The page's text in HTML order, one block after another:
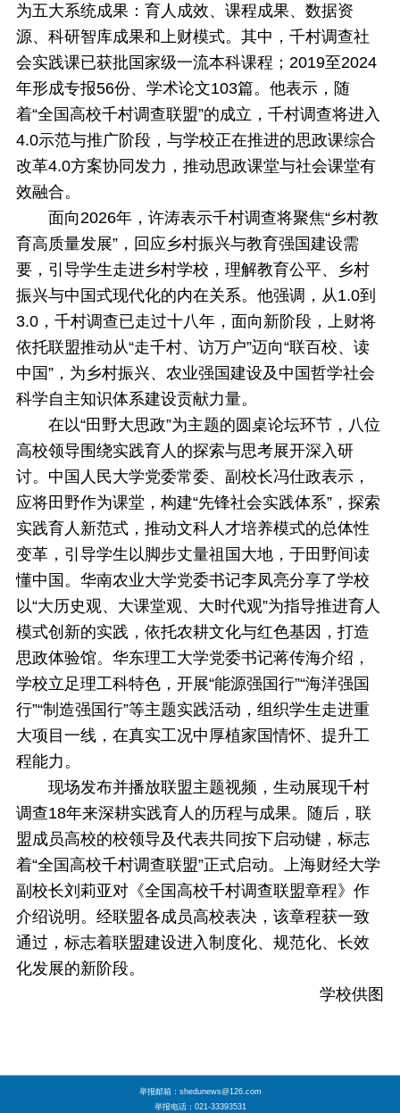
为五大系统成果：育人成效、课程成果、数据资
源、科研智库成果和上财模式。其中，千村调查社
会实践课已获批国家级一流本科课程；2019至2024
年形成专报56份、学术论文103篇。他表示，随
着“全国高校千村调查联盟”的成立，千村调查将进入
4.0示范与推广阶段，与学校正在推进的思政课综合
改革4.0方案协同发力，推动思政课堂与社会课堂有
效融合。
面向2026年，许涛表示千村调查将聚焦“乡村教
育高质量发展”，回应乡村振兴与教育强国建设需
要，引导学生走进乡村学校，理解教育公平、乡村
振兴与中国式现代化的内在关系。他强调，从1.0到
3.0，千村调查已走过十八年，面向新阶段，上财将
依托联盟推动从“走千村、访万户”迈向“联百校、读
中国”，为乡村振兴、农业强国建设及中国哲学社会
科学自主知识体系建设贡献力量。
在以“田野大思政”为主题的圆桌论坛环节，八位
高校领导围绕实践育人的探索与思考展开深入研
讨。中国人民大学党委常委、副校长冯仕政表示，
应将田野作为课堂，构建“先锋社会实践体系”，探索
实践育人新范式，推动文科人才培养模式的总体性
变革，引导学生以脚步丈量祖国大地，于田野间读
懂中国。华南农业大学党委书记李凤亮分享了学校
以“大历史观、大课堂观、大时代观”为指导推进育人
模式创新的实践，依托农耕文化与红色基因，打造
思政体验馆。华东理工大学党委书记蒋传海介绍，
学校立足理工科特色，开展“能源强国行”“海洋强国
行”“制造强国行”等主题实践活动，组织学生走进重
大项目一线，在真实工况中厚植家国情怀、提升工
程能力。
现场发布并播放联盟主题视频，生动展现千村
调查18年来深耕实践育人的历程与成果。随后，联
盟成员高校的校领导及代表共同按下启动键，标志
着“全国高校千村调查联盟”正式启动。
上海财经大学
副校长刘莉亚对《全国高校千村调查联盟章程》作
介绍说明。经联盟各成员高校表决，该章程获一致
通过，标志着联盟建设进入制度化、规范化、长效
化发展的新阶段。
学校供图
举报邮箱：shedunews@126.com
举报电话：021-33393531